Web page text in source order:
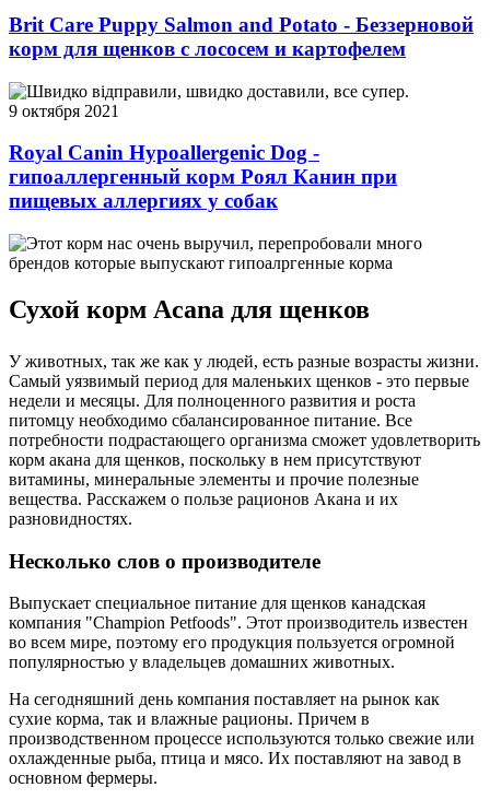
Brit Care Puppy Salmon and Potato - Беззерновой
корм для щенков с лососем и картофелем
Швидко відправили, швидко доставили, все супер.
9 октября 2021
Royal Canin Hypoallergenic Dog -
гипоаллергенный корм Роял Канин при
пищевых аллергиях у собак
Этот корм нас очень выручил, перепробовали много
брендов которые выпускают гипоалргенные корма
Сухой корм Acana для щенков
У животных, так же как у людей, есть разные возрасты жизни.
Самый уязвимый период для маленьких щенков - это первые
недели и месяцы. Для полноценного развития и роста
питомцу необходимо сбалансированное питание. Все
потребности подрастающего организма сможет удовлетворить
корм акана для щенков, поскольку в нем присутствуют
витамины, минеральные элементы и прочие полезные
вещества. Расскажем о пользе рационов Акана и их
разновидностях.
Несколько слов о производителе
Выпускает специальное питание для щенков канадская
компания "Champion Petfoods". Этот производитель известен
во всем мире, поэтому его продукция пользуется огромной
популярностью у владельцев домашних животных.
На сегодняшний день компания поставляет на рынок как
сухие корма, так и влажные рационы. Причем в
производственном процессе используются только свежие или
охлажденные рыба, птица и мясо. Их поставляют на завод в
основном фермеры.